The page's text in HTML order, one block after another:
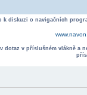
diskuzi o navigačních
dotaz v příslušném vlákně a